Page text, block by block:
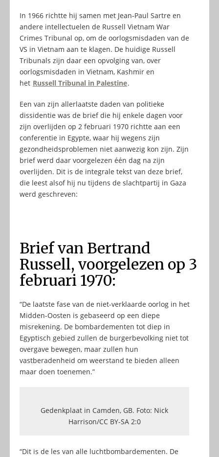
In 1966 richtte hij samen met Jean-Paul Sartre en
andere intellectuelen de Russell Vietnam War
Crimes Tribunal op, om de oorlogsmisdaden van de
VS in Vietnam aan te klagen. De huidige Russell
Tribunals zijn daar een opvolging van, over
oorlogsmisdaden in Vietnam, Kashmir en
het Russell Tribunal in Palestine.
Een van zijn allerlaatste daden van politieke
dissidentie was de brief die hij enkele dagen voor
zijn overlijden op 2 februari 1970 richtte aan een
conferentie in Egypte, waar hij wegens zijn
gezondheidsproblemen niet aanwezig kon zijn. Zijn
brief werd daar voorgelezen één dag na zijn
overlijden. Dit is de integrale tekst van deze brief,
die leest alsof hij nu tijdens de slachtpartij in Gaza
werd geschreven:
Brief van Bertrand
Russell, voorgelezen op 3
februari 1970:
“De laatste fase van de niet-verklaarde oorlog in het
Midden-Oosten is gebaseerd op een diepe
misrekening. De bombardementen tot diep in
Egyptisch gebied zullen de burgerbevolking niet tot
overgave bewegen, maar zullen hun
vastberadenheid om weerstand te bieden alleen
maar doen toenemen.”
Gedenkplaat in Camden, GB. Foto: Nick
Harrison/CC BY-SA 2:0
“Dit is de les van alle luchtbombardementen. De